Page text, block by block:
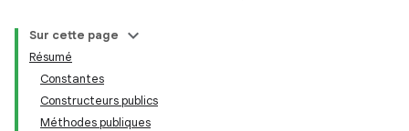
Sur cette page
Résumé
Constantes
Constructeurs publics
Méthodes publiques